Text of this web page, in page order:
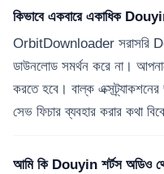
কিভাবে একবারে একাধিক
OrbitDownloader সরাসরি
ডাউনলোড সমর্থন করে না।
করতে হবে। বাল্ক
সেভ ফিচার ব্যবহার করার কথা
আমি কি Douyin শর্টস অডিও